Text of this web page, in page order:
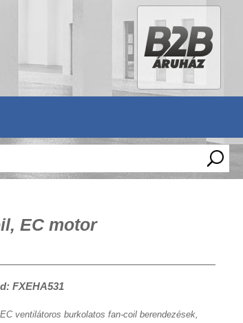
EC motor
FXEHA531
ventilátoros burkolatos fan-coil berendezések,